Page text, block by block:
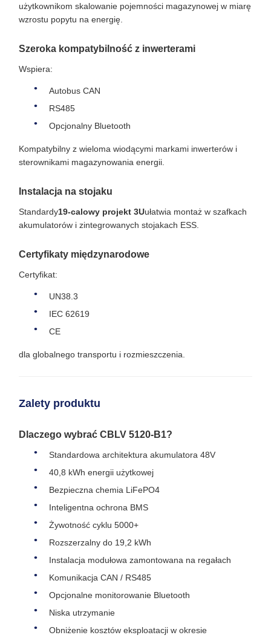
użytkownikom skalowanie pojemności magazynowej w miarę
wzrostu popytu na energię.
Szeroka kompatybilność z inwerterami
Wspiera:
Autobus CAN
RS485
Opcjonalny Bluetooth
Kompatybilny z wieloma wiodącymi markami inwerterów i
sterownikami magazynowania energii.
Instalacja na stojaku
Standardy19-calowy projekt 3Uułatwia montaż w szafkach
akumulatorów i zintegrowanych stojakach ESS.
Certyfikaty międzynarodowe
Certyfikat:
UN38.3
IEC 62619
CE
dla globalnego transportu i rozmieszczenia.
Zalety produktu
Dlaczego wybrać CBLV 5120-B1?
Standardowa architektura akumulatora 48V
40,8 kWh energii użytkowej
Bezpieczna chemia LiFePO4
Inteligentna ochrona BMS
Żywotność cyklu 5000+
Rozszerzalny do 19,2 kWh
Instalacja modułowa zamontowana na regałach
Komunikacja CAN / RS485
Opcjonalne monitorowanie Bluetooth
Niska utrzymanie
Obniżenie kosztów eksploatacji w okresie